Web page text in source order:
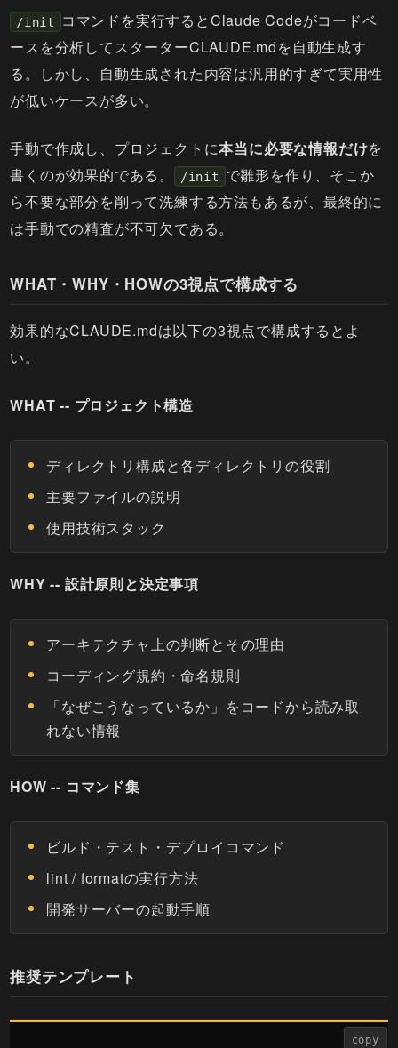
/init コマンドを実行するとClaude Codeがコードベ
ースを分析してスターターCLAUDE.mdを自動生成す
る。しかし、自動生成された内容は汎用的すぎて実用性
が低いケースが多い。
手動で作成し、プロジェクトに本当に必要な情報だけを
書くのが効果的である。 /init で雛形を作り、そこか
ら不要な部分を削って洗練する方法もあるが、最終的に
は手動での精査が不可欠である。
WHAT・WHY・HOWの3視点で構成する
効果的なCLAUDE.mdは以下の3視点で構成するとよ
い。
WHAT -- プロジェクト構造
ディレクトリ構成と各ディレクトリの役割
主要ファイルの説明
使用技術スタック
WHY -- 設計原則と決定事項
アーキテクチャ上の判断とその理由
コーディング規約・命名規則
「なぜこうなっているか」をコードから読み取
れない情報
HOW -- コマンド集
ビルド・テスト・デプロイコマンド
lint / formatの実行方法
開発サーバーの起動手順
推奨テンプレート
copy